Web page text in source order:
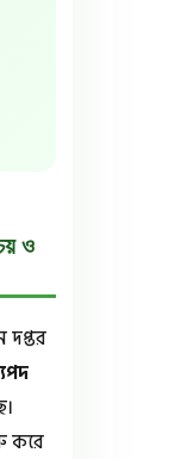
ও
দপ্তর
করে